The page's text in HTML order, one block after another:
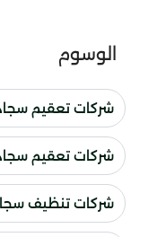
الوسوم
شركات تعقيم
شركات تعقيم
شركات تنظيف